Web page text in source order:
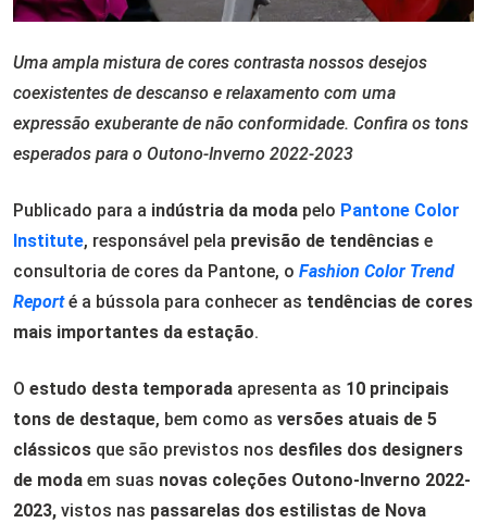
Uma ampla mistura de cores contrasta nossos desejos
coexistentes de descanso e relaxamento com uma
expressão exuberante de não conformidade. Confira os tons
esperados para o Outono-Inverno 2022-2023
Publicado para a indústria da moda pelo Pantone Color
Institute, responsável pela previsão de tendências e
consultoria de cores da Pantone, o Fashion Color Trend
Report é a bússola para conhecer as tendências de cores
mais importantes da estação.
O estudo desta temporada apresenta as 10 principais
tons de destaque, bem como as versões atuais de 5
clássicos que são previstos nos desfiles dos designers
de moda em suas novas coleções Outono-Inverno 2022-
2023, vistos nas passarelas dos estilistas de Nova